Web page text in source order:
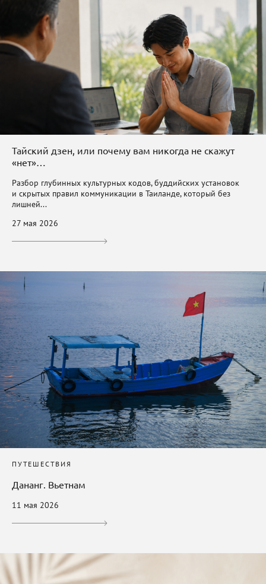
Тайский дзен, или почему вам никогда не скажут
«нет»…
Разбор глубинных культурных кодов, буддийских установок
и скрытых правил коммуникации в Таиланде, который без
лишней...
27 мая 2026
ПУТЕШЕСТВИЯ
Дананг. Вьетнам
11 мая 2026